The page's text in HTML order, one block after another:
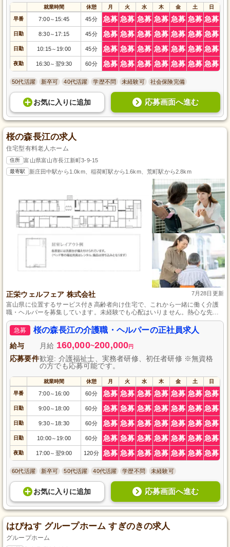
就業時間 休憩 月 火 水 木 金 土 日
早番 7:00～ 15:45 45分 急募 急募 急募 急募 急募 急募 急募
日勤 8:30～ 17:15 45分 急募 急募 急募 急募 急募 急募 急募
日勤 10:15～ 19:00 45分 急募 急募 急募 急募 急募 急募 急募
夜勤 16:30～ 翌9:30 60分 急募 急募 急募 急募 急募 急募 急募
50代活躍 新卒可 40代活躍 学歴不問 未経験可 社会保険完備
お気に入り に追加 応募画面へ進む
桜の森長江の求人
住宅型有料老人ホーム
住所 富山県富山市長江新町3-9-15
最寄駅 新庄田中駅から1.0km、稲荷町駅から1.6km、荒町駅から2.8km
正栄ウェルフェア 株式会社 7月28日更新
富山県に位置するサービス付き高齢者向け住宅で、これから一緒に働く介護
職・ヘルパーを募集しています。未経験でも心配はいりません。熱心な先輩
が丁寧に教えるので安心してスキルアップできます。月に9日のしっかりした
休みがあるため、仕事とプライベートの両立も可能です。新たなキャリアを
富山県で始めませんか？
急募 桜の森長江の介護職・ヘルパーの正社員求人
給与 月給 160,000~200,000円
応募要件歓迎: 介護福祉士、実務者研修、初任者研修 ※無資格
の方でも応募可能です。
就業時間 休憩 月 火 水 木 金 土 日
早番 7:00～ 16:00 60分 急募 急募 急募 急募 急募 急募 急募
日勤 9:00～ 18:00 60分 急募 急募 急募 急募 急募 急募 急募
日勤 9:30～ 18:30 60分 急募 急募 急募 急募 急募 急募 急募
日勤 10:00～ 19:00 60分 急募 急募 急募 急募 急募 急募 急募
夜勤 17:00～ 翌9:00 120分 急募 急募 急募 急募 急募 急募 急募
60代活躍 新卒可 50代活躍 40代活躍 学歴不問 未経験可
お気に入り に追加 応募画面へ進む
はぴねす グループホーム すぎのきの求人
グループホーム